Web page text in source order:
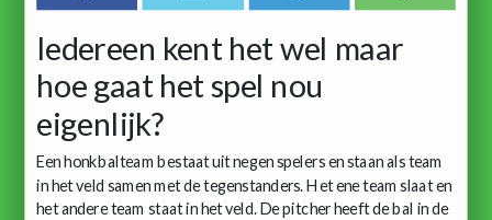
Iedereen kent het wel maar
hoe gaat het spel nou
eigenlijk?
Een honkbalteam bestaat uit negen spelers en staan als team
in het veld samen met de tegenstanders. Het ene team slaat en
het andere team staat in het veld. De pitcher heeft de bal in de